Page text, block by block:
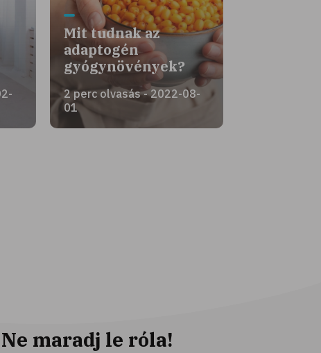
Mit tudnak az
adaptogén
gyógynövények?
2 perc olvasás - 2022-08-
01
Ne maradj le róla!